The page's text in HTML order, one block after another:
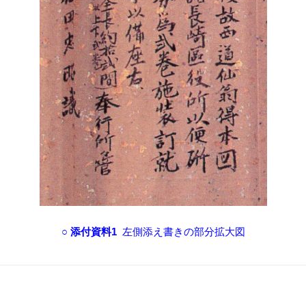
○ 添付資料1 左側添え書きの部分拡大図